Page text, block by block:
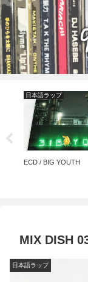
日本語ラップ
ECD / BIG YOUTH
MIX DISH
日本語ラップ